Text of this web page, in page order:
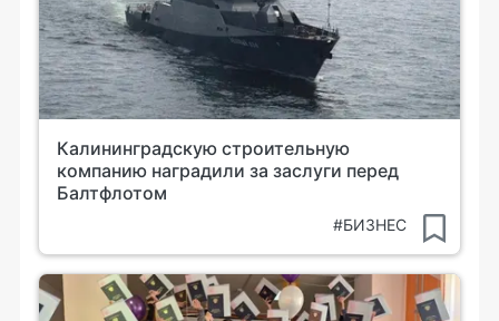
Калининградскую строительную
компанию наградили за заслуги перед
Балтфлотом
#БИЗНЕС